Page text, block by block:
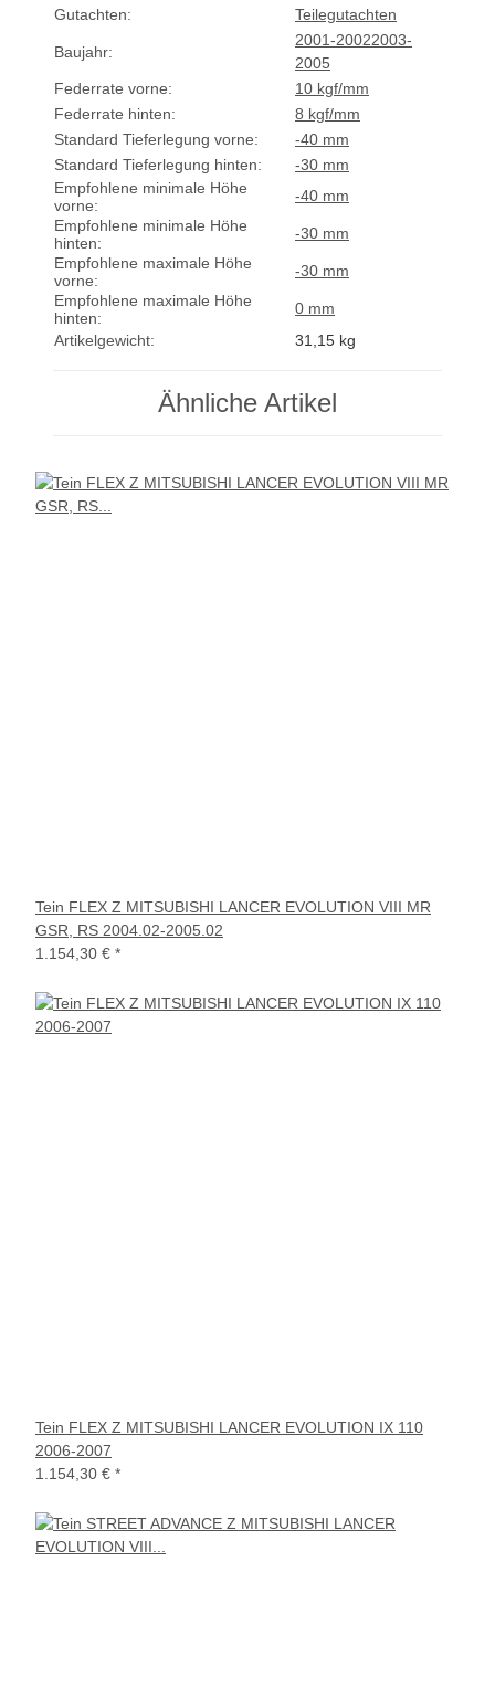
Gutachten:
Teilegutachten
Baujahr:
2001-20022003-
2005
Federrate vorne:
10 kgf/mm
Federrate hinten:
8 kgf/mm
Standard Tieferlegung vorne:
-40 mm
Standard Tieferlegung hinten:
-30 mm
Empfohlene minimale Höhe
vorne:
-40 mm
Empfohlene minimale Höhe
hinten:
-30 mm
Empfohlene maximale Höhe
vorne:
-30 mm
Empfohlene maximale Höhe
hinten:
0 mm
Artikelgewicht:
31,15 kg
Ähnliche Artikel
Tein FLEX Z MITSUBISHI LANCER EVOLUTION VIII MR
GSR, RS 2004.02-2005.02
1.154,30 € *
Tein FLEX Z MITSUBISHI LANCER EVOLUTION IX 110
2006-2007
1.154,30 € *